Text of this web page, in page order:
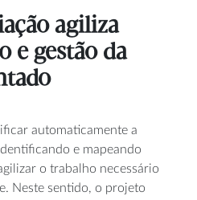
agiliza
e gestão da
automaticamente a
e mapeando
o trabalho necessário
Neste sentido, o projeto